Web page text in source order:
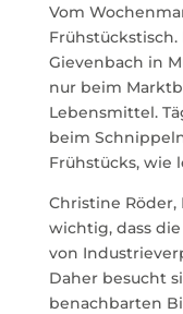
Vom
Gievenbach in
nur beim
Lebensmittel.
beim
Frühstücks, wie
Christine Röder,
wichtig, dass
von
Daher besucht
benachbarten